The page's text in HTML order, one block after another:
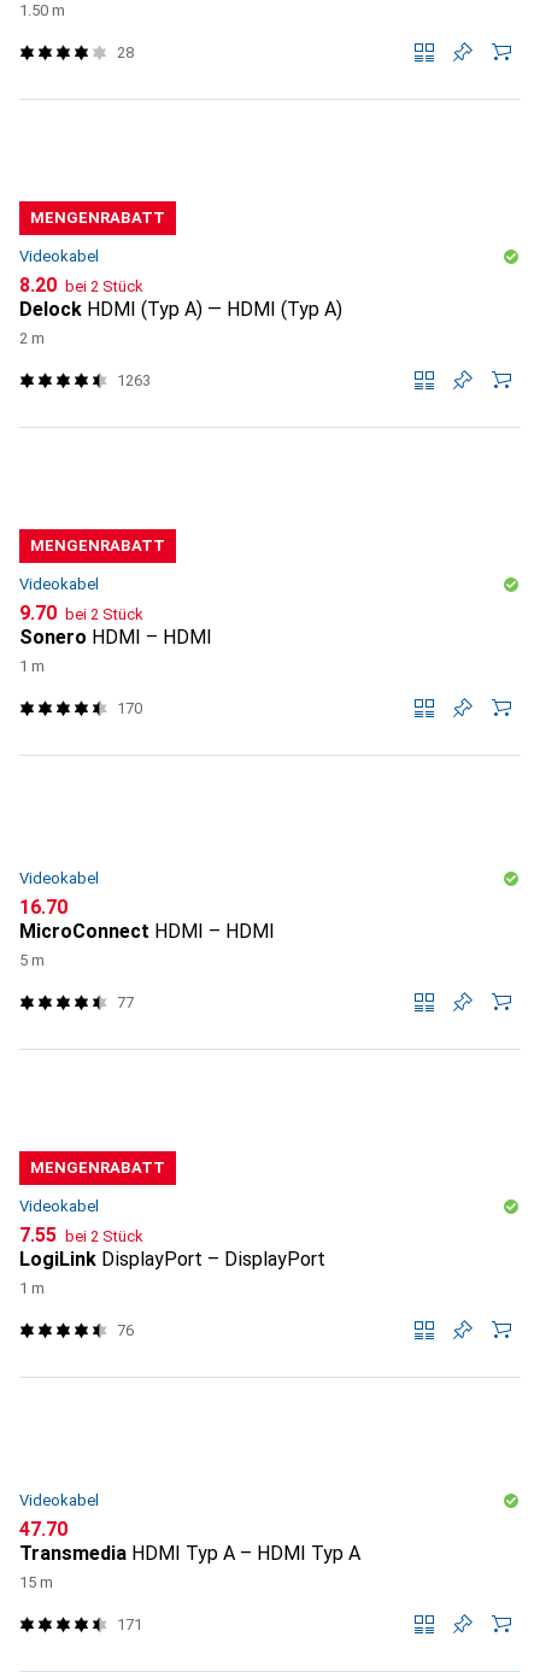
1.50 m
28
MENGENRABATT
Videokabel
CHF
8.20 bei 2 Stück
Delock HDMI (Typ A) — HDMI (Typ A)
2 m
1263
MENGENRABATT
Videokabel
CHF
9.70 bei 2 Stück
Sonero HDMI – HDMI
1 m
170
Videokabel
CHF
16.70
MicroConnect HDMI – HDMI
5 m
77
MENGENRABATT
Videokabel
CHF
7.55 bei 2 Stück
LogiLink DisplayPort – DisplayPort
1 m
76
Videokabel
CHF
47.70
Transmedia HDMI Typ A – HDMI Typ A
15 m
171